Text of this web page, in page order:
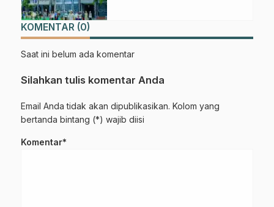
KOMENTAR (0)
Saat ini belum ada komentar
Silahkan tulis komentar Anda
Email Anda tidak akan dipublikasikan. Kolom yang
bertanda bintang (*) wajib diisi
Komentar*